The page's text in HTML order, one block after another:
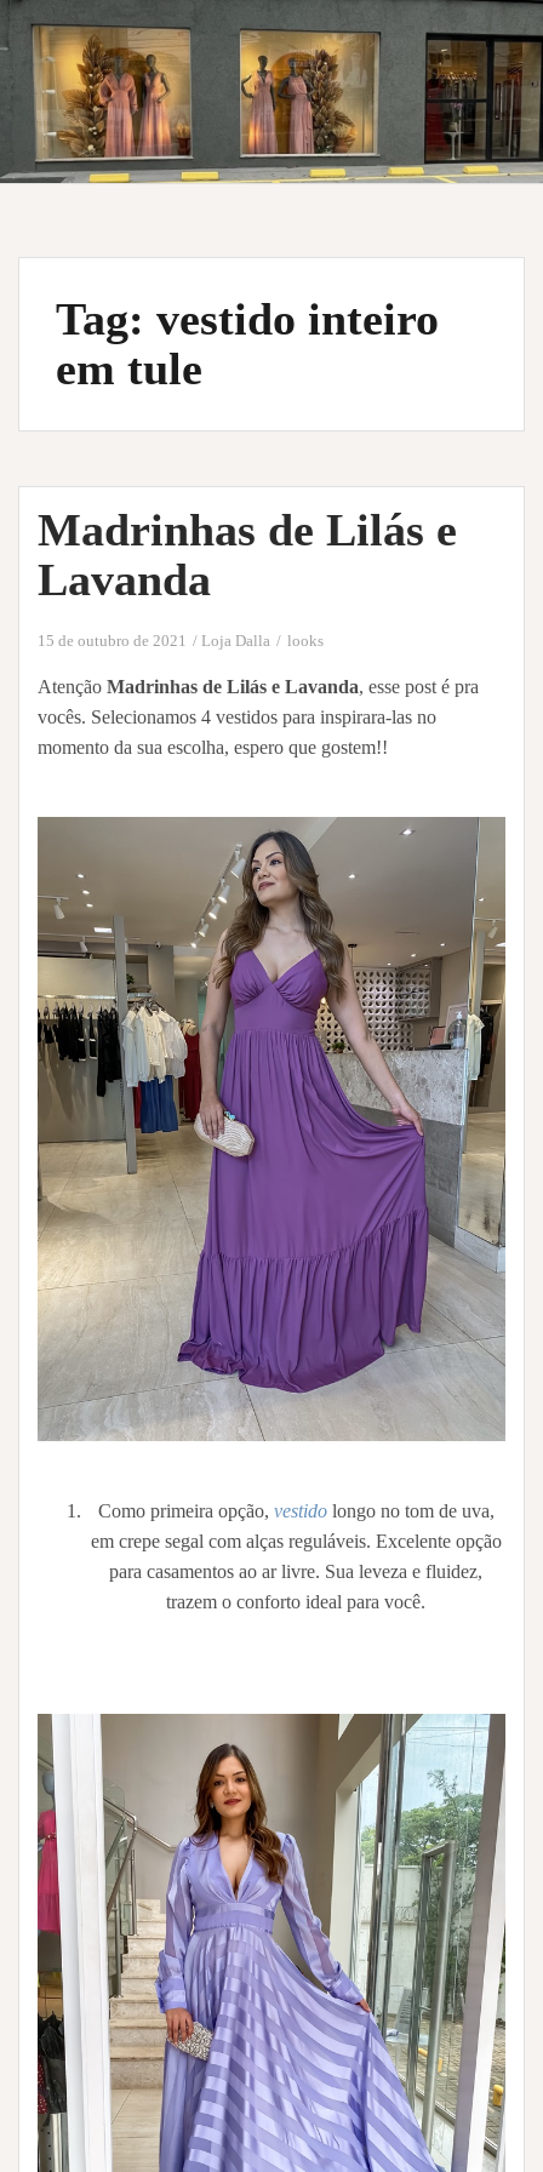
Tag: vestido inteiro
em tule
Madrinhas de Lilás e
Lavanda
15 de outubro de 2021 Loja Dalla looks
Atenção Madrinhas de Lilás e Lavanda, esse post é pra
vocês. Selecionamos 4 vestidos para inspirara-las no
momento da sua escolha, espero que gostem!!
Como primeira opção, vestido longo no tom de uva,
em crepe segal com alças reguláveis. Excelente opção
para casamentos ao ar livre. Sua leveza e fluidez,
trazem o conforto ideal para você.